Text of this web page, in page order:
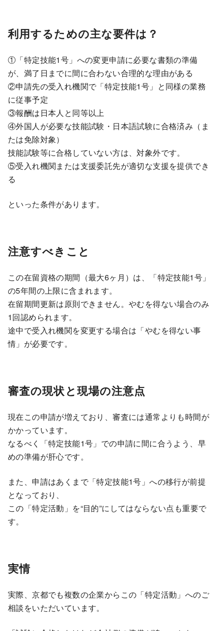
利用するための主な要件は？
①「特定技能1号」への変更申請に必要な書類の準備
が、満了日までに間に合わない合理的な理由がある
②申請先の受入れ機関で「特定技能1号」と同様の業務
に従事予定
③報酬は日本人と同等以上
④外国人が必要な技能試験・日本語試験に合格済み（ま
たは免除対象）
技能試験等に合格していない方は、対象外です。
⑤受入れ機関または支援委託先が適切な支援を提供でき
る
といった条件があります。
注意すべきこと
この在留資格の期間（最大6ヶ月）は、「特定技能1号」
の5年間の上限に含まれます。
在留期間更新は原則できません。やむを得ない場合のみ
1回認められます。
途中で受入れ機関を変更する場合は「やむを得ない事
情」が必要です。
審査の現状と現場の注意点
現在この申請が増えており、審査には通常よりも時間が
かかっています。
なるべく「特定技能1号」での申請に間に合うよう、早
めの準備が肝心です。
また、申請はあくまで「特定技能1号」への移行が前提
となっており、
この「特定活動」を“目的”にしてはならない点も重要で
す。
実情
実際、京都でも複数の企業からこの「特定活動」へのご
相談をいただいています。